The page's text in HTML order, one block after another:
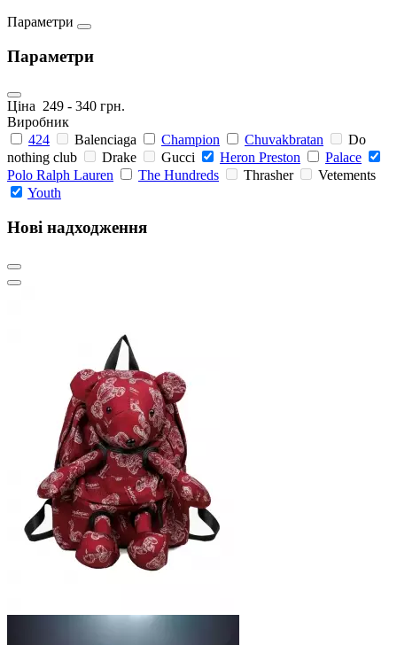
Параметри
Параметри
Ціна 249 - 340 грн.
Виробник
424
Balenciaga Champion Chuvakbratan
Do
nothing club
Drake Gucci Heron Preston
Palace
Polo Ralph Lauren
The Hundreds Thrasher
Vetements
Youth
Нові надходження